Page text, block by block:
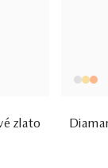
zlato